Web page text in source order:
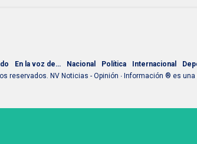
En la voz de… Nacional Política Internacional
reservados. NV Noticias - Opinión ∙ Información ® es